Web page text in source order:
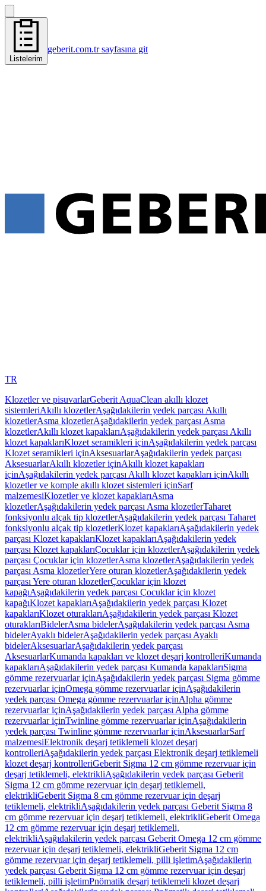
Listelerim
geberit.com.tr sayfasına git
TR
Klozetler ve pisuvarlarGeberit AquaClean akıllı klozet
sistemleriAkıllı klozetlerAşağıdakilerin yedek parçası Akıllı
klozetlerAsma klozetlerAşağıdakilerin yedek parçası Asma
klozetlerAkıllı klozet kapaklarıAşağıdakilerin yedek parçası Akıllı
klozet kapaklarıKlozet seramikleri içinAşağıdakilerin yedek parçası
Klozet seramikleri içinAksesuarlarAşağıdakilerin yedek parçası
AksesuarlarAkıllı klozetler içinAkıllı klozet kapakları
içinAşağıdakilerin yedek parçası Akıllı klozet kapakları içinAkıllı
klozetler ve komple akıllı klozet sistemleri içinSarf
malzemesiKlozetler ve klozet kapaklarıAsma
klozetlerAşağıdakilerin yedek parçası Asma klozetlerTaharet
fonksiyonlu alçak tip klozetlerAşağıdakilerin yedek parçası Taharet
fonksiyonlu alçak tip klozetlerKlozet kapaklarıAşağıdakilerin yedek
parçası Klozet kapaklarıKlozet kapaklarıAşağıdakilerin yedek
parçası Klozet kapaklarıÇocuklar için klozetlerAşağıdakilerin yedek
parçası Çocuklar için klozetlerAsma klozetlerAşağıdakilerin yedek
parçası Asma klozetlerYere oturan klozetlerAşağıdakilerin yedek
parçası Yere oturan klozetlerÇocuklar için klozet
kapağıAşağıdakilerin yedek parçası Çocuklar için klozet
kapağıKlozet kapaklarıAşağıdakilerin yedek parçası Klozet
kapaklarıKlozet oturaklarıAşağıdakilerin yedek parçası Klozet
oturaklarıBidelerAsma bidelerAşağıdakilerin yedek parçası Asma
bidelerAyaklı bidelerAşağıdakilerin yedek parçası Ayaklı
bidelerAksesuarlarAşağıdakilerin yedek parçası
AksesuarlarKumanda kapakları ve klozet deşarj kontrolleriKumanda
kapaklarıAşağıdakilerin yedek parçası Kumanda kapaklarıSigma
gömme rezervuarlar içinAşağıdakilerin yedek parçası Sigma gömme
rezervuarlar içinOmega gömme rezervuarlar içinAşağıdakilerin
yedek parçası Omega gömme rezervuarlar içinAlpha gömme
rezervuarlar içinAşağıdakilerin yedek parçası Alpha gömme
rezervuarlar içinTwinline gömme rezervuarlar içinAşağıdakilerin
yedek parçası Twinline gömme rezervuarlar içinAksesuarlarSarf
malzemesiElektronik deşarj tetiklemeli klozet deşarj
kontrolleriAşağıdakilerin yedek parçası Elektronik deşarj tetiklemeli
klozet deşarj kontrolleriGeberit Sigma 12 cm gömme rezervuar için
deşarj tetiklemeli, elektrikliAşağıdakilerin yedek parçası Geberit
Sigma 12 cm gömme rezervuar için deşarj tetiklemeli,
elektrikliGeberit Sigma 8 cm gömme rezervuar için deşarj
tetiklemeli, elektrikliAşağıdakilerin yedek parçası Geberit Sigma 8
cm gömme rezervuar için deşarj tetiklemeli, elektrikliGeberit Omega
12 cm gömme rezervuar için deşarj tetiklemeli,
elektrikliAşağıdakilerin yedek parçası Geberit Omega 12 cm gömme
rezervuar için deşarj tetiklemeli, elektrikliGeberit Sigma 12 cm
gömme rezervuar için deşarj tetiklemeli, pilli işletimAşağıdakilerin
yedek parçası Geberit Sigma 12 cm gömme rezervuar için deşarj
tetiklemeli, pilli işletimPnömatik deşarj tetiklemeli klozet deşarj